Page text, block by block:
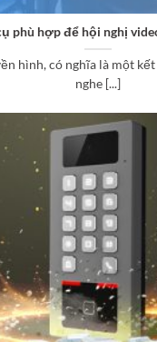
phù hợp để hội nghị
hình, có nghĩa là một
nghe [...]